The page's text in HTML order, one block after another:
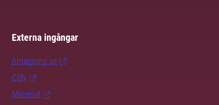
Externa ingångar
Antagning.se
CSN
Mecenat